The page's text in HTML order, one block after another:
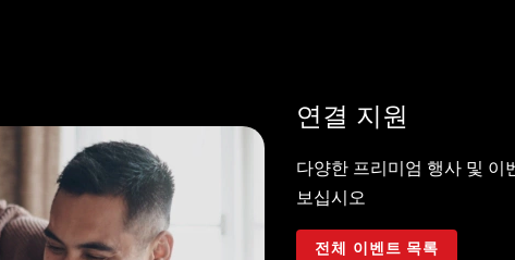
연결 지원
다양한 프리미엄 행사 및
보십시오
전체 이벤트 목록